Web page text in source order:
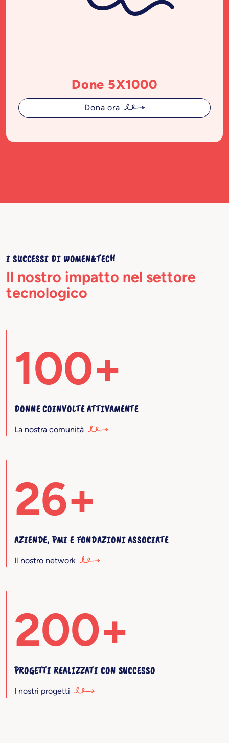
Done 5X1000
Dona ora
I SUCCESSI DI WOMEN&TECH
Il nostro impatto nel settore
tecnologico
100+
DONNE COINVOLTE ATTIVAMENTE
La nostra comunità
26+
AZIENDE, PMI E FONDAZIONI ASSOCIATE
Il nostro network
200+
PROGETTI REALIZZATI CON SUCCESSO
I nostri progetti